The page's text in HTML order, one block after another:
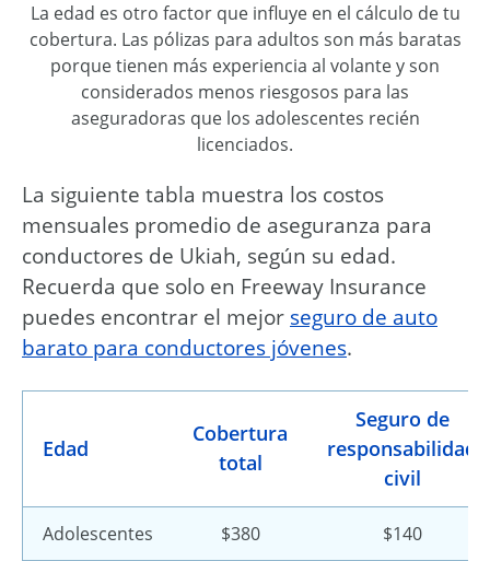
La edad es otro factor que influye en el cálculo de tu
cobertura. Las pólizas para adultos son más baratas
porque tienen más experiencia al volante y son
considerados menos riesgosos para las
aseguradoras que los adolescentes recién
licenciados.
La siguiente tabla muestra los costos
mensuales promedio de aseguranza para
conductores de Ukiah, según su edad.
Recuerda que solo en Freeway Insurance
puedes encontrar el mejor seguro de auto
barato para conductores jóvenes.
Edad
Cobertura
total
Seguro de
responsabilidad
civil
Adolescentes $380 $140